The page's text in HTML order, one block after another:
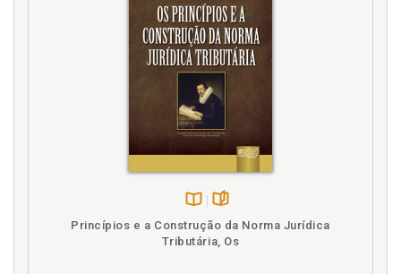
na
Princípios e a Construção da Norma Jurídica
Tributária, Os